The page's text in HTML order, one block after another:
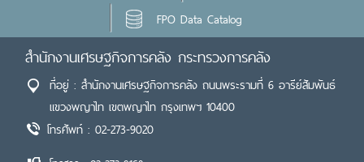
FPO Data Catalog
สำนักงานเศรษฐกิจการคลัง กระทรวงการคลัง
ที่อยู่ : สำนักงานเศรษฐกิจการคลัง ถนนพระรามที่ 6 อารีย์สัมพันธ์
แขวงพญาไท เขตพญาไท กรุงเทพฯ 10400
โทรศัพท์ : 02-273-9020